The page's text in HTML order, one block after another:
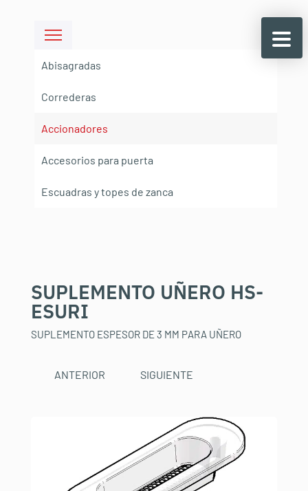
Abisagradas
Correderas
Accionadores
Accesorios para puerta
Escuadras y topes de zanca
SUPLEMENTO UÑERO HS-
ESURI
SUPLEMENTO ESPESOR DE 3 MM PARA UÑERO
SIGUIENTE
ANTERIOR